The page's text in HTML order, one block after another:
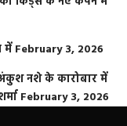
में February 3, 2026
अंकुश नशे के कारोबार में
February 3, 2026